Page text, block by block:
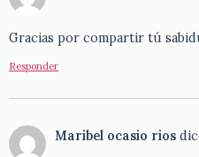
Gracias por compartir tú
Responder
Maribel ocasio rios